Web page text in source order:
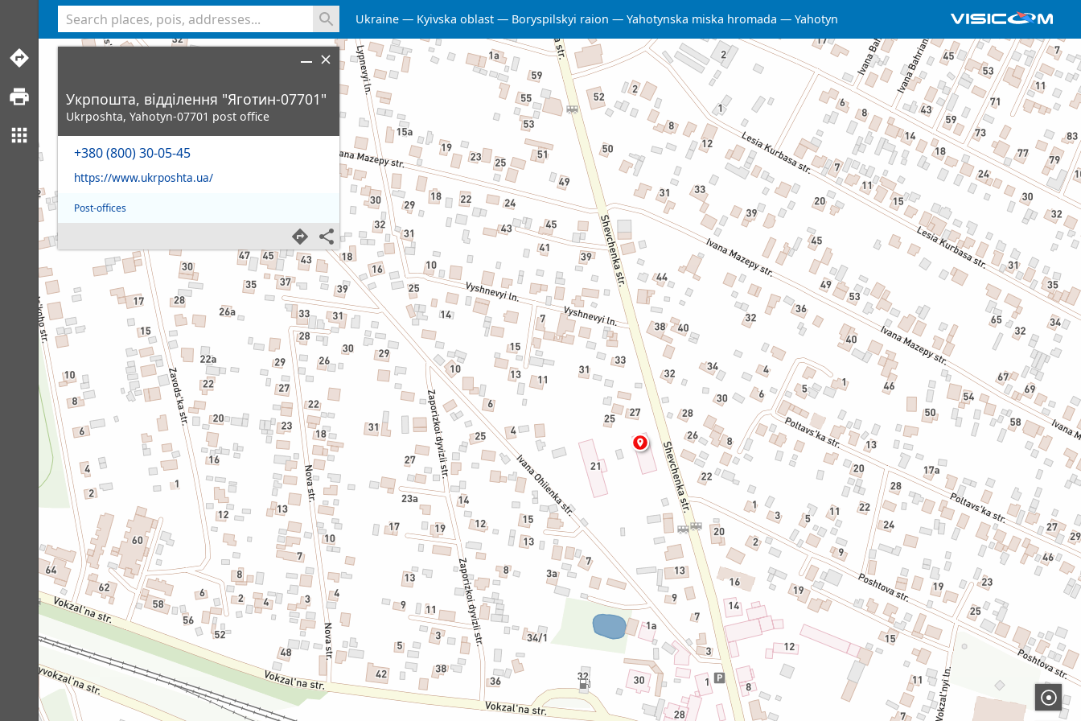
Ukraine Kyivska oblast Boryspilskyi raion Yahotynska miska hromada Yahotyn
Укрпошта, відділення "Яготин-07701"
Ukrposhta, Yahotyn-07701 post office
+380 (800) 30-05-45
https://www.ukrposhta.ua/
Post-offices
<% console.log(hcard) %>